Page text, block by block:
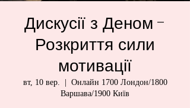
Дискусії з Деном -
Розкриття сили
мотивації
вт, 10 вер.
Онлайн 1700 Лондон/1800
Варшава/1900 Київ